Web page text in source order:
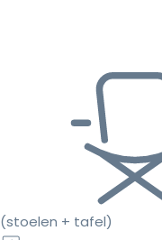
(stoelen + tafel)